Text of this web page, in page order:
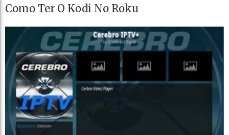
Como Ter O Kodi No Roku